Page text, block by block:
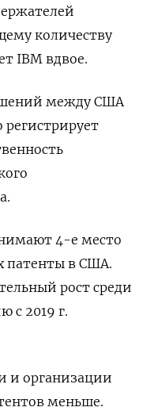
количеству
IBM вдвое.
между США
4-е место
патенты в США.
рост среди
с 2019 г.
и организации
меньше.